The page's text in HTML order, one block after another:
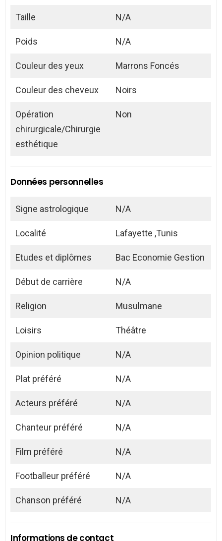
Taille N/A
Poids N/A
Couleur des yeux Marrons Foncés
Couleur des cheveux Noirs
Opération
chirurgicale/Chirurgie
esthétique
Non
Données personnelles
Signe astrologique N/A
Localité Lafayette ,Tunis
Etudes et diplômes Bac Economie Gestion
Début de carrière N/A
Religion Musulmane
Loisirs Théâtre
Opinion politique N/A
Plat préféré N/A
Acteurs préféré N/A
Chanteur préféré N/A
Film préféré N/A
Footballeur préféré N/A
Chanson préféré N/A
Informations de contact